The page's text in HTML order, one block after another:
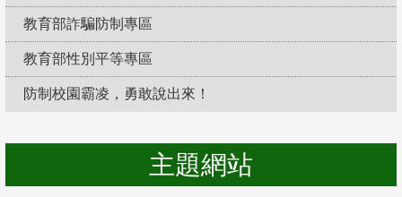
教育部詐騙防制專區
教育部性別平等專區
防制校園霸凌，勇敢說出來！
主題網站